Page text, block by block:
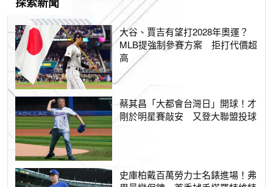
探索新聞
大谷、賈吉有望打2028年奧運？
MLB提強制參賽方案 拒打代價超
高
蔡其昌「大都會台灣日」開球！才
剛於明星賽敲安 又登大聯盟投球
史庫柏戴百萬勞力士名錶進場！弗